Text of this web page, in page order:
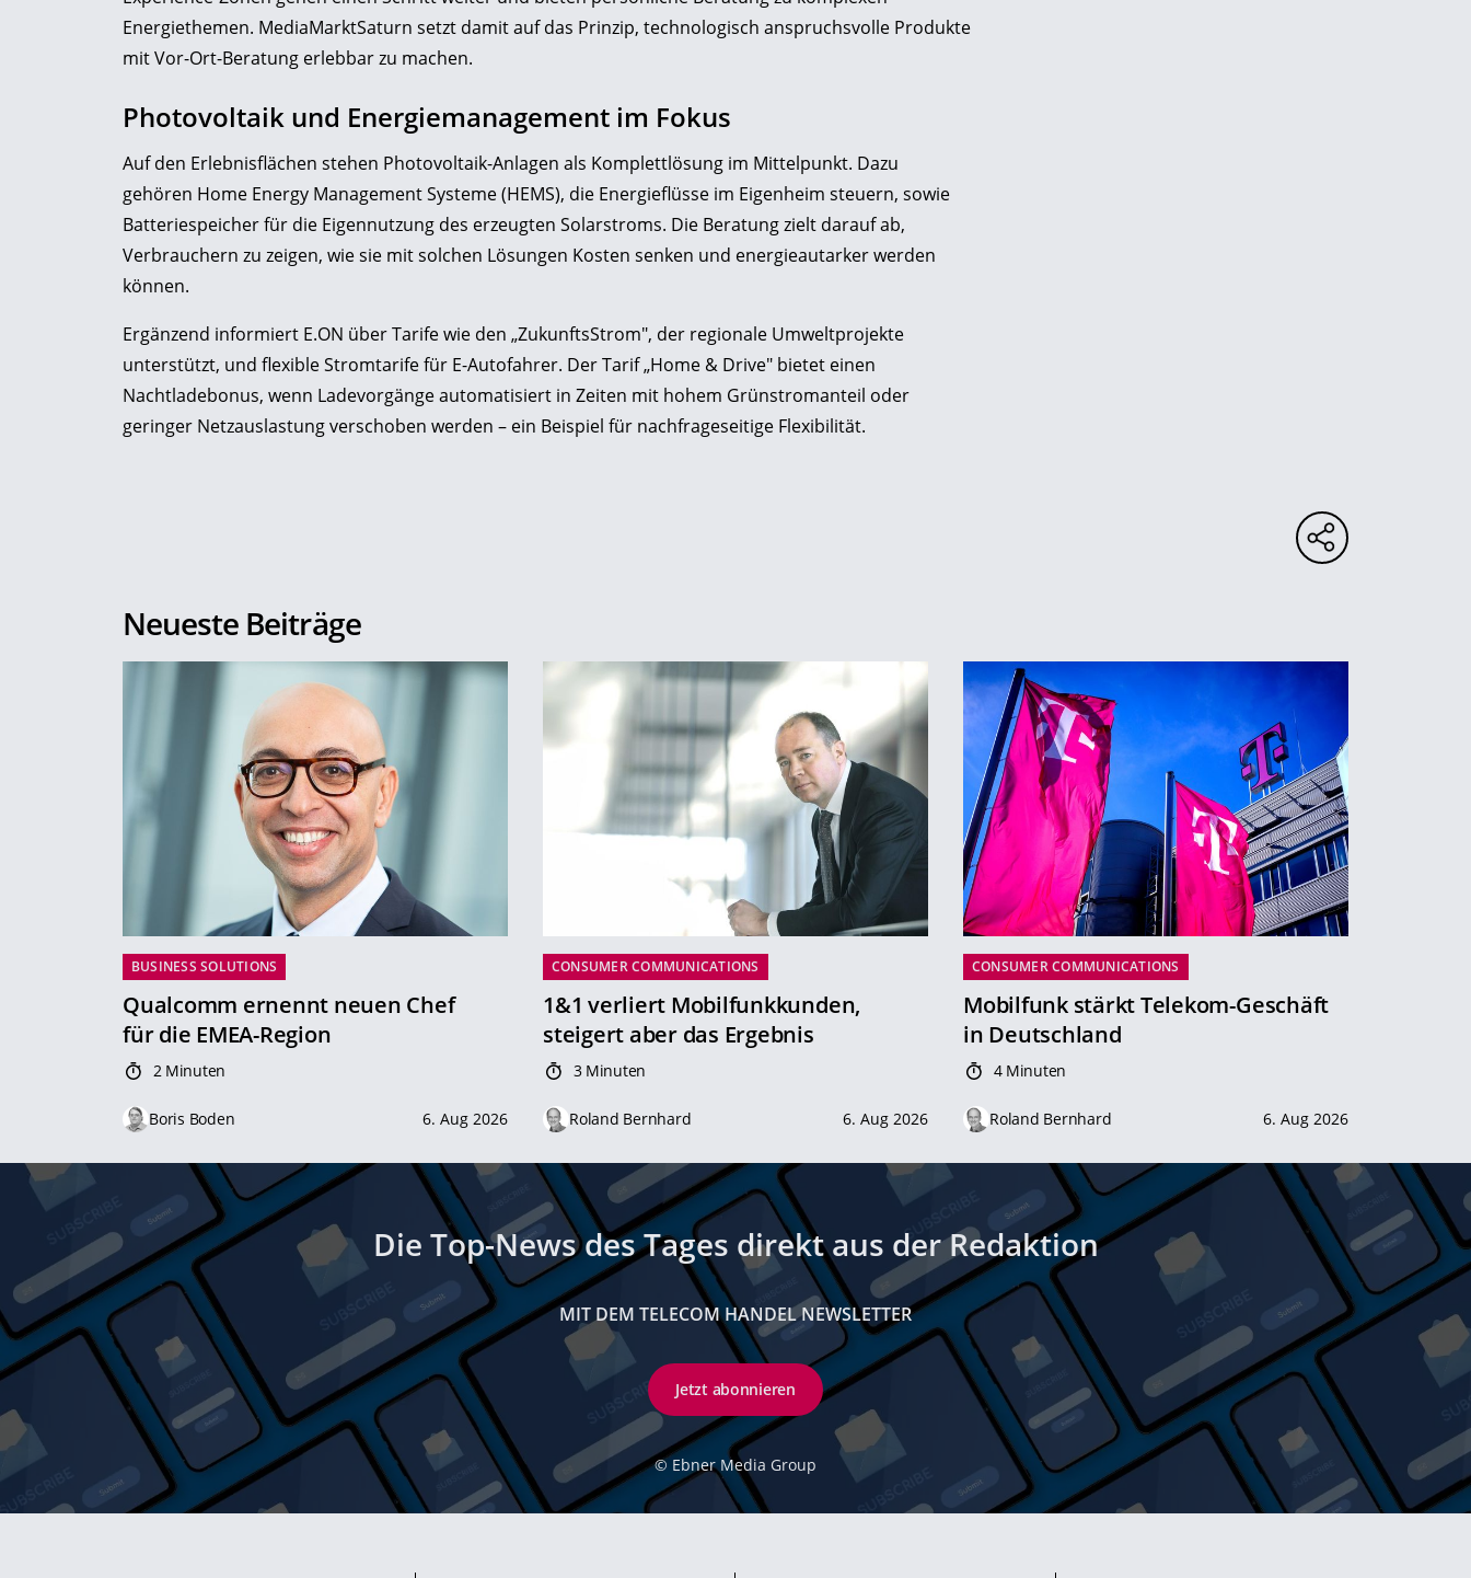
Energiethemen. MediaMarktSaturn setzt damit auf das Prinzip, technologisch anspruchsvolle Produkte
mit Vor-Ort-Beratung erlebbar zu machen.
Photovoltaik und Energiemanagement im Fokus
Auf den Erlebnisflächen stehen Photovoltaik-Anlagen als Komplettlösung im Mittelpunkt. Dazu
gehören Home Energy Management Systeme (HEMS), die Energieflüsse im Eigenheim steuern, sowie
Batteriespeicher für die Eigennutzung des erzeugten Solarstroms. Die Beratung zielt darauf ab,
Verbrauchern zu zeigen, wie sie mit solchen Lösungen Kosten senken und energieautarker werden
können.
Ergänzend informiert E.ON über Tarife wie den „ZukunftsStrom", der regionale Umweltprojekte
unterstützt, und flexible Stromtarife für E-Autofahrer. Der Tarif „Home & Drive" bietet einen
Nachtladebonus, wenn Ladevorgänge automatisiert in Zeiten mit hohem Grünstromanteil oder
geringer Netzauslastung verschoben werden – ein Beispiel für nachfrageseitige Flexibilität.
Neueste Beiträge
BUSINESS SOLUTIONS
Qualcomm ernennt neuen Chef
für die EMEA-Region
2 Minuten
Boris Boden 6. Aug 2026
CONSUMER COMMUNICATIONS
1&1 verliert Mobilfunkkunden,
steigert aber das Ergebnis
3 Minuten
Roland Bernhard 6. Aug 2026
CONSUMER COMMUNICATIONS
Mobilfunk stärkt Telekom-Geschäft
in Deutschland
4 Minuten
Roland Bernhard 6. Aug 2026
Die Top-News des Tages direkt aus der Redaktion
MIT DEM TELECOM HANDEL NEWSLETTER
Jetzt abonnieren
© Ebner Media Group